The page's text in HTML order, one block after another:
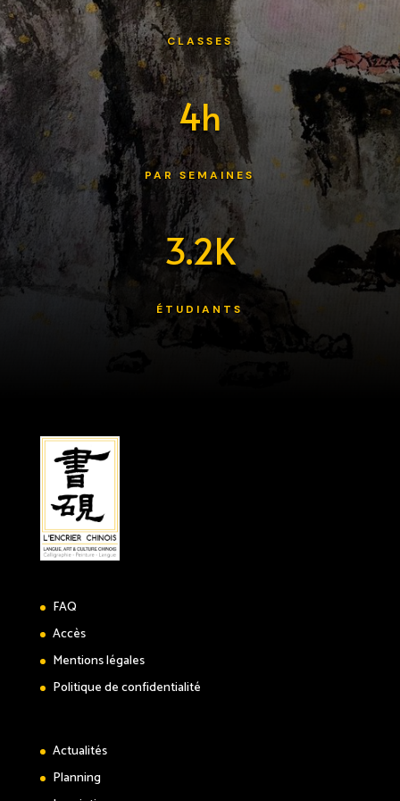
CLASSES
4h
PAR SEMAINES
3.2K
ÉTUDIANTS
FAQ
Accès
Mentions légales
Politique de confidentialité
Actualités
Planning